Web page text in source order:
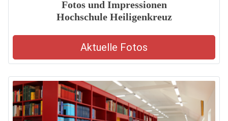
Fotos und Impressionen
Hochschule Heiligenkreuz
Aktuelle Fotos